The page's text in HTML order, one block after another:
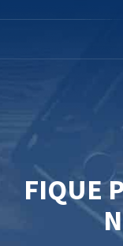
FIQUE